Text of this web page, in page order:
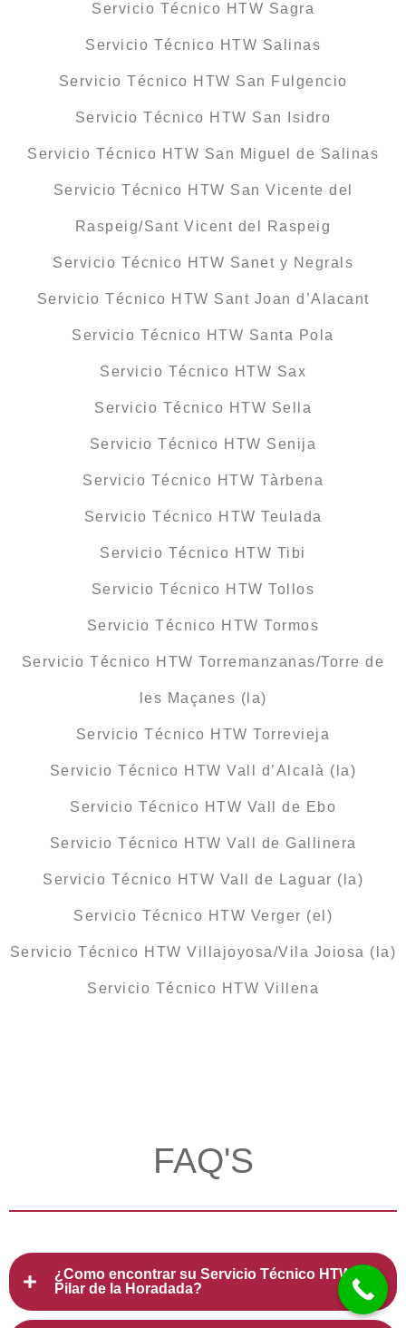
Servicio Técnico HTW Sagra
Servicio Técnico HTW Salinas
Servicio Técnico HTW San Fulgencio
Servicio Técnico HTW San Isidro
Servicio Técnico HTW San Miguel de Salinas
Servicio Técnico HTW San Vicente del
Raspeig/Sant Vicent del Raspeig
Servicio Técnico HTW Sanet y Negrals
Servicio Técnico HTW Sant Joan d’Alacant
Servicio Técnico HTW Santa Pola
Servicio Técnico HTW Sax
Servicio Técnico HTW Sella
Servicio Técnico HTW Senija
Servicio Técnico HTW Tàrbena
Servicio Técnico HTW Teulada
Servicio Técnico HTW Tibi
Servicio Técnico HTW Tollos
Servicio Técnico HTW Tormos
Servicio Técnico HTW Torremanzanas/Torre de
les Maçanes (la)
Servicio Técnico HTW Torrevieja
Servicio Técnico HTW Vall d’Alcalà (la)
Servicio Técnico HTW Vall de Ebo
Servicio Técnico HTW Vall de Gallinera
Servicio Técnico HTW Vall de Laguar (la)
Servicio Técnico HTW Verger (el)
Servicio Técnico HTW Villajoyosa/Vila Joiosa (la)
Servicio Técnico HTW Villena
FAQ'S
¿Como encontrar su Servicio Técnico HTW
Pilar de la Horadada?